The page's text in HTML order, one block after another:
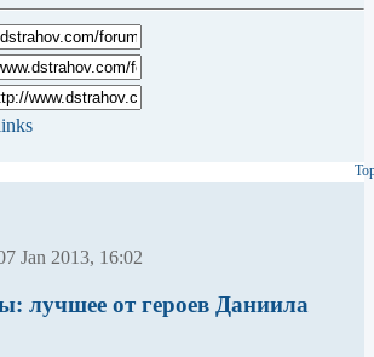
Jan 2013, 16:02
лучшее от героев Даниила